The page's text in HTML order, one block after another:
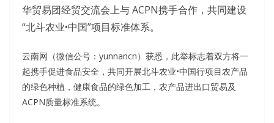
华贸易团经贸交流会上与 ACPN携手合作，共同建设
“北斗农业•中国”项目标准体系。
云南网（微信公号：yunnancn）获悉，此举标志着双方将一
起携手促进食品安全，共同开展北斗农业•中国行项目农产品
的绿色种植，健康食品的绿色加工，农产品进出口贸易及
ACPN质量标准系统。